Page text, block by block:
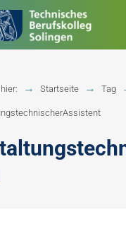
Startseite Tag